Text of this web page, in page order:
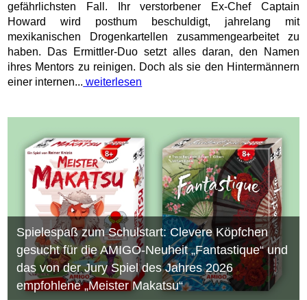
gefährlichsten Fall. Ihr verstorbener Ex-Chef Captain
Howard wird posthum beschuldigt, jahrelang mit
mexikanischen Drogenkartellen zusammengearbeitet zu
haben. Das Ermittler-Duo setzt alles daran, den Namen
ihres Mentors zu reinigen. Doch als sie den Hintermännern
einer internen... weiterlesen
Spielespaß zum Schulstart: Clevere Köpfchen
gesucht für die AMIGO-Neuheit „Fantastique“ und
das von der Jury Spiel des Jahres 2026
empfohlene „Meister Makatsu“